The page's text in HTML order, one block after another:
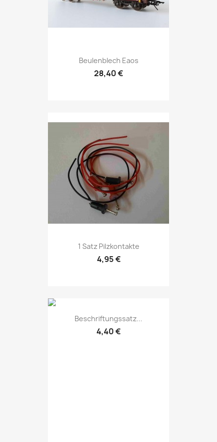
Beulenblech Eaos
28,40 €
1 Satz Pilzkontakte
4,95 €
Beschriftungssatz...
4,40 €